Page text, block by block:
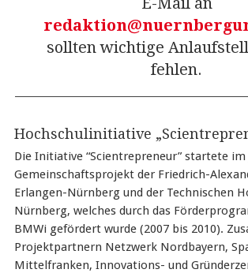
sollten wichtige
fehlen.
Hochschulinitiative
Die Initiative “Scientrepreneur” startete im
Gemeinschaftsprojekt der Friedrich-
Erlangen-Nürnberg und der Technischen
Nürnberg, welches durch das
BMWi gefördert wurde (2007 bis 2010).
Projektpartnern Netzwerk Nordbayern,
Mittelfranken, Innovations- und